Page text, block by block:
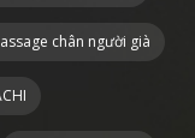
chân người già